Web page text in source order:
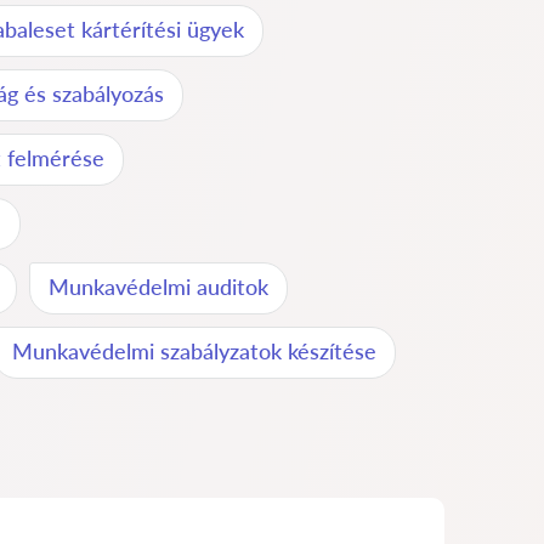
kártérítési ügyek
és szabályozás
felmérése
Munkavédelmi auditok
Munkavédelmi szabályzatok készítése